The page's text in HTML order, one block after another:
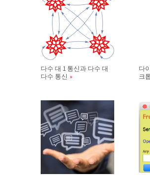
다수 대 1 통신과 다수 대
다수 통신
다
크